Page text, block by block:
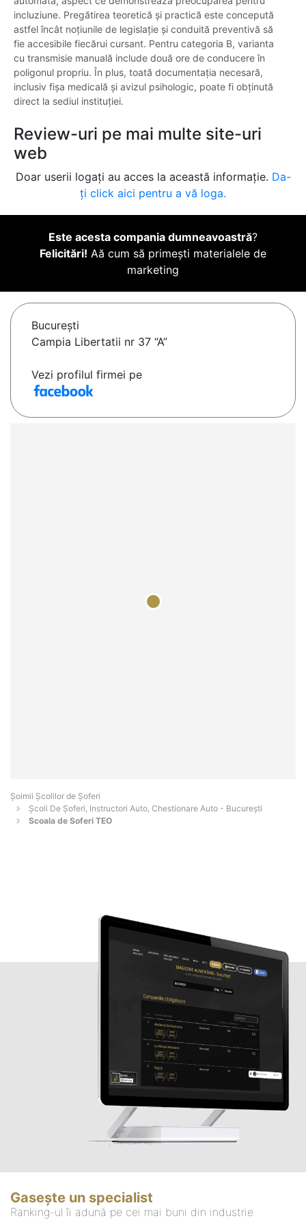
incluziune. Pregătirea teoretică și practică este concepută
astfel încât noțiunile de legislație și conduită preventivă să
fie accesibile fiecărui cursant. Pentru categoria B, varianta
cu transmisie manuală include două ore de conducere în
poligonul propriu. În plus, toată documentația necesară,
inclusiv fișa medicală și avizul psihologic, poate fi obținută
direct la sediul instituției.
Review-uri pe mai multe site-uri
web
Doar userii logați au acces la această informație. Da-
ți click aici pentru a vă loga.
Este acesta compania dumneavoastră?
Felicitări! Aă cum să primești materialele de
marketing
Bucureşti
Campia Libertatii nr 37 “A”
Vezi profilul firmei pe
Şoimii Școlilor de Șoferi
Școli De Șoferi, Instructori Auto, Chestionare Auto - Bucureşti
Scoala de Soferi TEO
Gasește un specialist
Ranking-ul îi adună pe cei mai buni din industrie